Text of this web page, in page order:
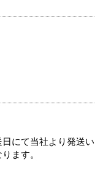
にて当社より発送い
ます。